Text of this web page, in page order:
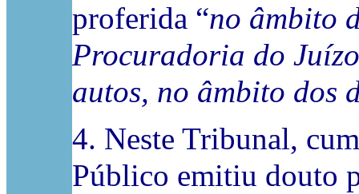
proferida “no âmbito
Procuradoria do
autos, no âmbito dos
4. Neste Tribunal,
Público emitiu douto